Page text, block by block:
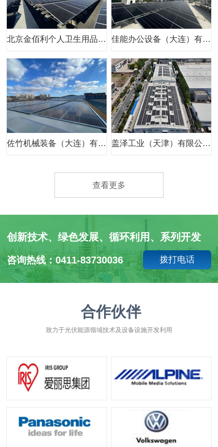
北京金佰利个人卫生用品有限公司800kw分布式光伏项目 佳能办公设备（大连）有限公司二期光伏项目
佐竹机械装备（大连）有限公司400kw分布式光伏项目 盖泽工业（天津）有限公司959.8kw分布式光伏项目
查看更多
创新技术、绿色发展、循环利用、系列开发
咨询热线：0411-83730036 拨打电话
合作伙伴
致力于光伏能源领域技术及设备设施开发利用